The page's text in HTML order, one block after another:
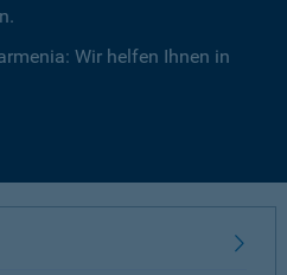
Wir helfen Ihnen in